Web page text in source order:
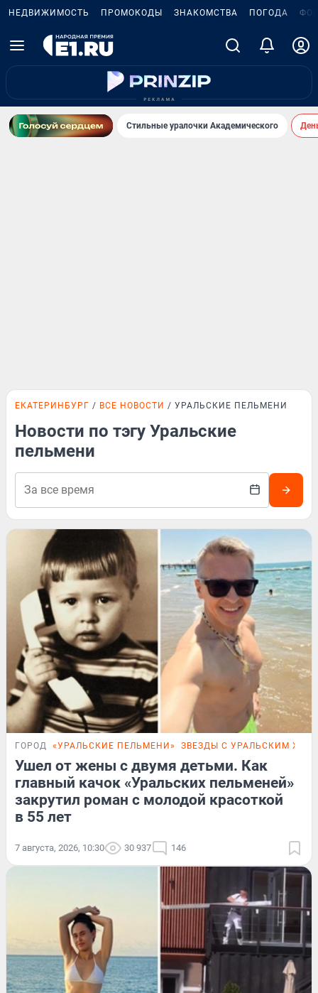
НЕДВИЖИМОСТЬ ПРОМОКОДЫ ЗНАКОМСТВА ПОГОДА
Стильные уралочки Академического
ЕКАТЕРИНБУРГ ВСЕ НОВОСТИ УРАЛЬСКИЕ ПЕЛЬМЕНИ
Новости по тэгу Уральские
пельмени
ГОРОД «УРАЛЬСКИЕ ПЕЛЬМЕНИ» ЗВЕЗДЫ С УРАЛЬСКИМ
Ушел от жены с двумя детьми. Как
главный качок «Уральских пельменей»
закрутил роман с молодой красоткой
в 55 лет
7 августа, 2026, 10:30 30 937 146